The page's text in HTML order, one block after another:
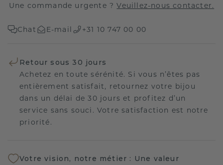
Une commande urgente ?Veuillez-nous contacter.
Chat E-mail +31 10 747 00 00
Retour sous 30 jours
Achetez en toute sérénité. Si vous n’êtes pas
entièrement satisfait, retournez votre bijou
dans un délai de 30 jours et profitez d’un
service sans souci. Votre satisfaction est notre
priorité.
Votre vision, notre métier : Une valeur